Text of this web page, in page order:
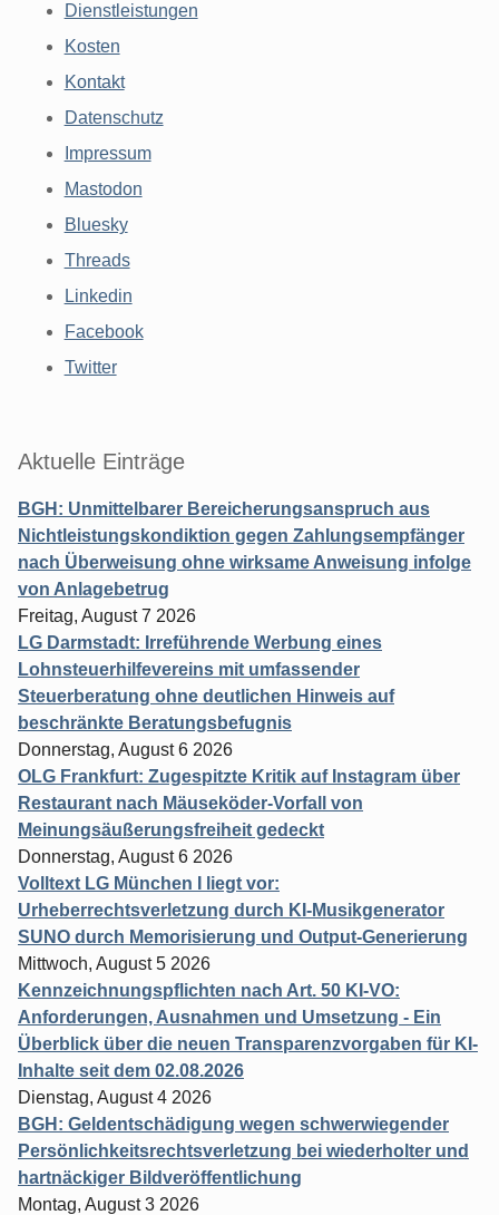
Dienstleistungen
Kosten
Kontakt
Datenschutz
Impressum
Mastodon
Bluesky
Threads
Linkedin
Facebook
Twitter
Aktuelle Einträge
BGH: Unmittelbarer Bereicherungsanspruch aus
Nichtleistungskondiktion gegen Zahlungsempfänger
nach Überweisung ohne wirksame Anweisung infolge
von Anlagebetrug
Freitag, August 7 2026
LG Darmstadt: Irreführende Werbung eines
Lohnsteuerhilfevereins mit umfassender
Steuerberatung ohne deutlichen Hinweis auf
beschränkte Beratungsbefugnis
Donnerstag, August 6 2026
OLG Frankfurt: Zugespitzte Kritik auf Instagram über
Restaurant nach Mäuseköder-Vorfall von
Meinungsäußerungsfreiheit gedeckt
Donnerstag, August 6 2026
Volltext LG München I liegt vor:
Urheberrechtsverletzung durch KI-Musikgenerator
SUNO durch Memorisierung und Output-Generierung
Mittwoch, August 5 2026
Kennzeichnungspflichten nach Art. 50 KI-VO:
Anforderungen, Ausnahmen und Umsetzung - Ein
Überblick über die neuen Transparenzvorgaben für KI-
Inhalte seit dem 02.08.2026
Dienstag, August 4 2026
BGH: Geldentschädigung wegen schwerwiegender
Persönlichkeitsrechtsverletzung bei wiederholter und
hartnäckiger Bildveröffentlichung
Montag, August 3 2026